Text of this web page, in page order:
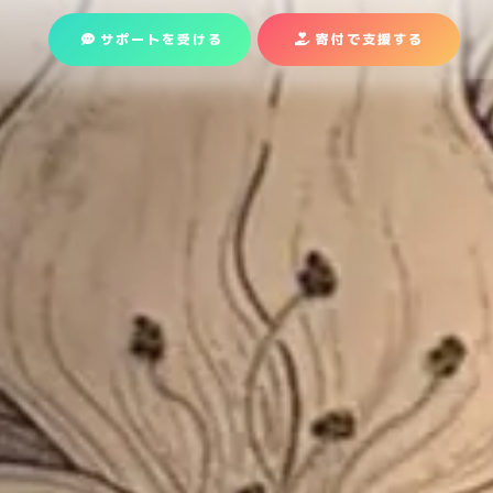
サポートを受ける 寄付で支援 する